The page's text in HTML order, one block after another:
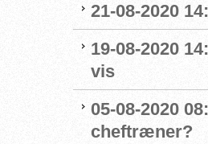
21-08-2020
19-08-2020
vis
05-08-2020
cheftræner?